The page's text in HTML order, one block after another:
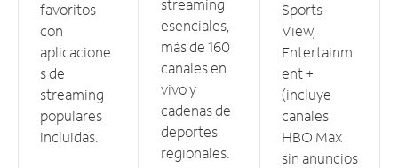
favoritos
con
aplicacione
s de
streaming
populares
incluidas.
streaming
esenciales,
más de 160
canales en
vivo y
cadenas de
deportes
regionales.
Sports
View,
Entertainm
ent +
(incluye
canales
HBO Max
sin anuncios